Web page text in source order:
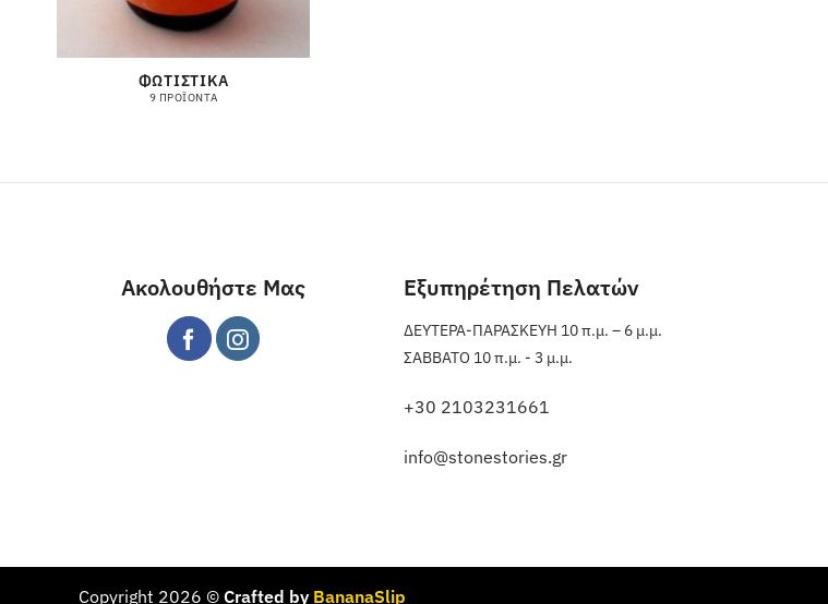
ΦΩΤΙΣΤΙΚΑ
9 ΠΡΟΪΌΝΤΑ
Ακολουθήστε Μας Εξυπηρέτηση Πελατών
ΔΕΥΤΕΡΑ-ΠΑΡΑΣΚΕΥΗ 10 π.μ. – 6 μ.μ.
ΣΑΒΒΑΤΟ 10 π.μ. - 3 μ.μ.
+30 2103231661
info@stonestories.gr
Copyright 2026 © Crafted by BananaSlip